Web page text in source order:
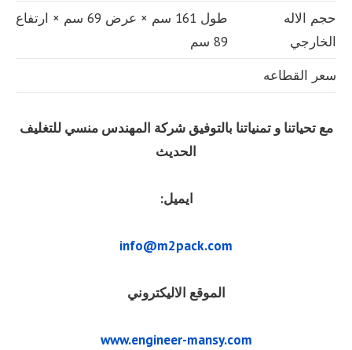
حجم الاله
الخارجي
طول 161 سم × عرض 69 سم × ارتفاع
89 سم
سعر القطاعه
مع تحياتنا و تمنياتنا بالتوفيق شركة المهندس منسي للتغليف
الحديث
ايميل:
info@m2pack.com
الموقع الاليكتروني
www.engineer-mansy.com